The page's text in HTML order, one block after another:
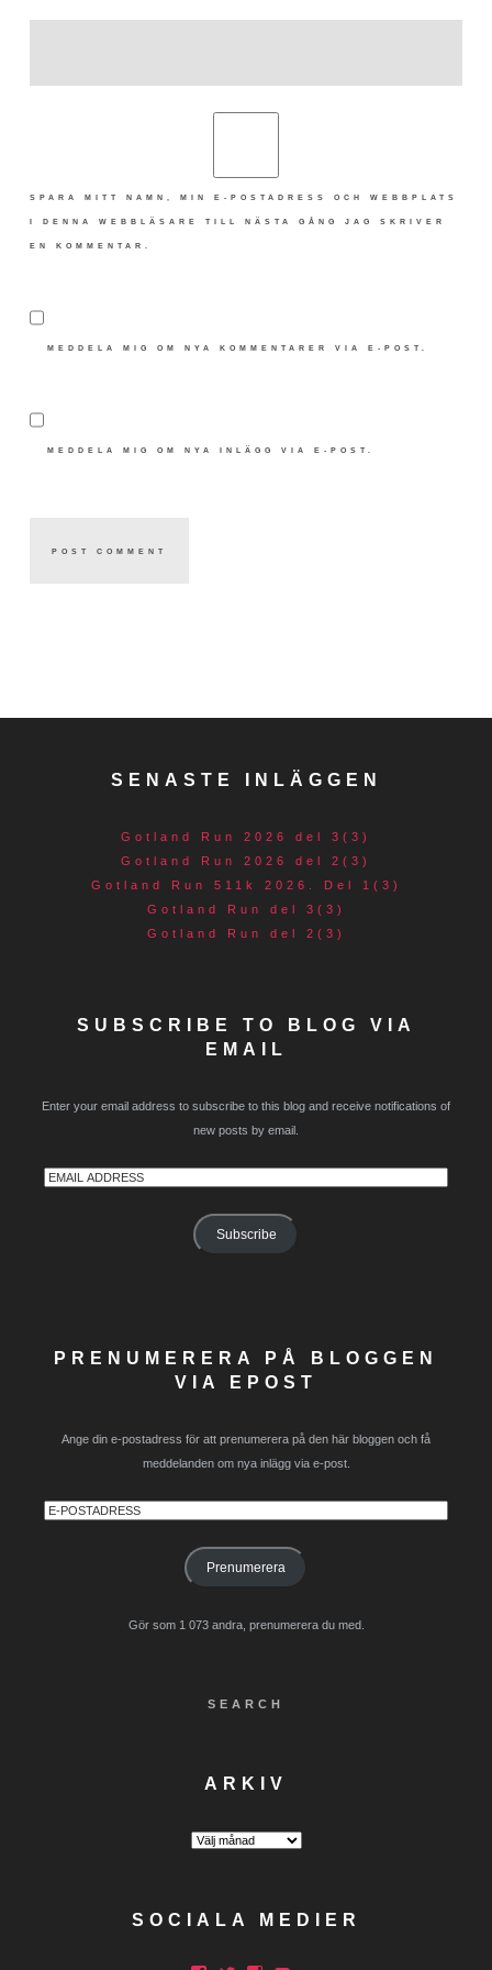
SPARA MITT NAMN, MIN E-POSTADRESS OCH WEBBPLATS
I DENNA WEBBLÄSARE TILL NÄSTA GÅNG JAG SKRIVER
EN KOMMENTAR.
MEDDELA MIG OM NYA KOMMENTARER VIA E-POST.
MEDDELA MIG OM NYA INLÄGG VIA E-POST.
SENASTE INLÄGGEN
Gotland Run 2026 del 3(3)
Gotland Run 2026 del 2(3)
Gotland Run 511k 2026. Del 1(3)
Gotland Run del 3(3)
Gotland Run del 2(3)
SUBSCRIBE TO BLOG VIA
EMAIL
Enter your email address to subscribe to this blog and receive notifications of
new posts by email.
Email
Subscribe
PRENUMERERA PÅ BLOGGEN
VIA EPOST
Ange din e-postadress för att prenumerera på den här bloggen och få
meddelanden om nya inlägg via e-post.
E-
Prenumerera
Gör som 1 073 andra, prenumerera du med.
SEARCH
ARKIV
Arkiv
SOCIALA MEDIER